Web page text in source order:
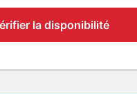
la disponibilité